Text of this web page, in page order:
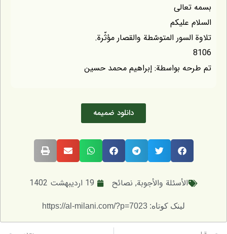
بسمه تعالى
السلام عليكم
تلاوة السور المتوسّطة والقصار مؤثّرة.
8106
تم طرحه بواسطة: إبراهيم محمد حسين
دانلود ضمیمه
الأسئلة والأجوبة, نصائح 19 اردیبهشت 1402
لینک کوتاه: https://al-milani.com/?p=7023